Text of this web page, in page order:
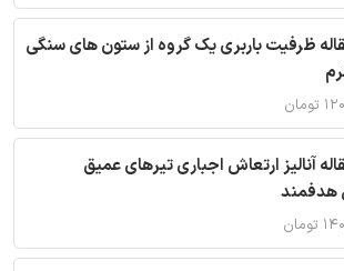
ظرفیت باربری یک گروه از ستون های سنگی
آنالیز ارتعاش اجباری تیرهای عمیق